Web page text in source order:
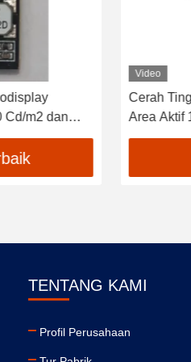
3000 Cd/m2
Vertikal
Video
Display
TENTANG KAMI
Profil Perusahaan